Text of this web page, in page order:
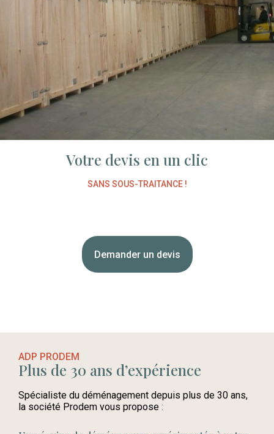
Votre devis en un clic
SANS SOUS-TRAITANCE !
Demander un devis
ADP PRODEM
Plus de 30 ans d’expérience
Spécialiste du déménagement depuis plus de 30 ans,
la société Prodem vous propose :